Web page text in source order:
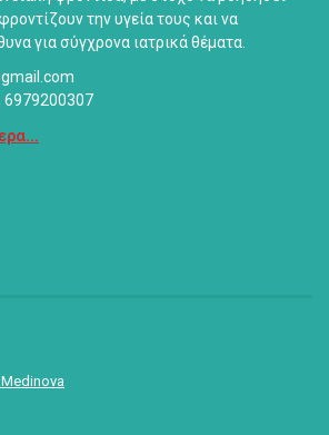
την υγεία τους και να
για σύγχρονα ιατρικά θέματα.
6979200307